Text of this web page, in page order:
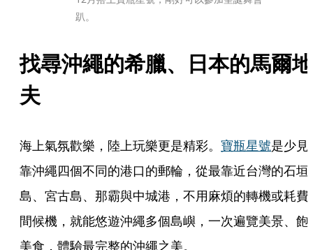
趴。
找尋沖繩的希臘、日本的馬爾地
夫
海上氣氛歡樂，陸上玩樂更是精彩。 寶瓶星號是少見
靠沖繩四個不同的港口的郵輪，從最靠近台灣的石垣
島、宮古島、那霸與中城港，不用麻煩的轉機或耗費
間候機，就能悠遊沖繩多個島嶼，一次遍覽美景、飽
美食，體驗最完整的沖繩之美。